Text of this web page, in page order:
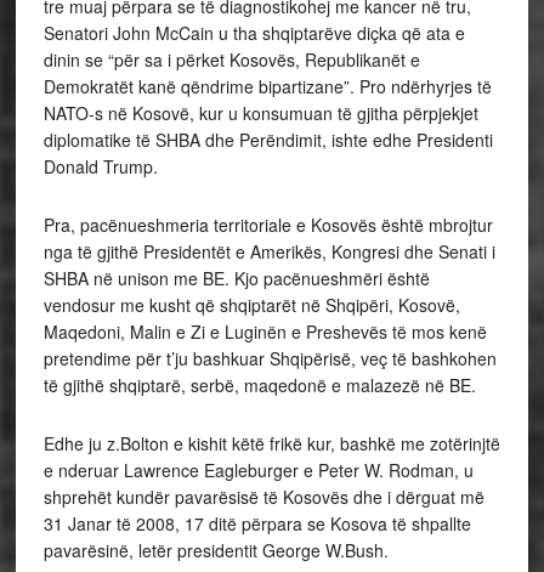
tre muaj përpara se të diagnostikohej me kancer në tru,
Senatori John McCain u tha shqiptarëve diçka që ata e
dinin se “për sa i përket Kosovës, Republikanët e
Demokratët kanë qëndrime bipartizane”. Pro ndërhyrjes të
NATO-s në Kosovë, kur u konsumuan të gjitha përpjekjet
diplomatike të SHBA dhe Perëndimit, ishte edhe Presidenti
Donald Trump.
Pra, pacënueshmeria territoriale e Kosovës është mbrojtur
nga të gjithë Presidentët e Amerikës, Kongresi dhe Senati i
SHBA në unison me BE. Kjo pacënueshmëri është
vendosur me kusht që shqiptarët në Shqipëri, Kosovë,
Maqedoni, Malin e Zi e Luginën e Preshevës të mos kenë
pretendime për t’ju bashkuar Shqipërisë, veç të bashkohen
të gjithë shqiptarë, serbë, maqedonë e malazezë në BE.
Edhe ju z.Bolton e kishit këtë frikë kur, bashkë me zotërinjtë
e nderuar Lawrence Eagleburger e Peter W. Rodman, u
shprehët kundër pavarësisë të Kosovës dhe i dërguat më
31 Janar të 2008, 17 ditë përpara se Kosova të shpallte
pavarësinë, letër presidentit George W.Bush.